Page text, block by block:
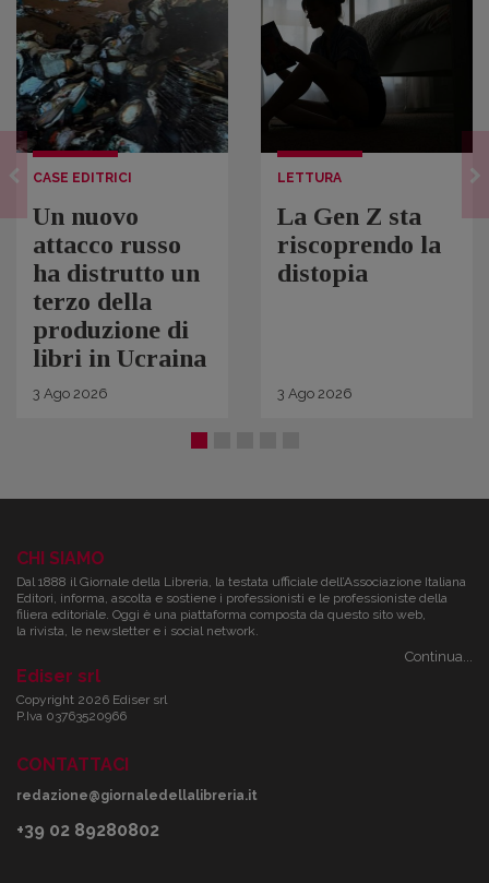
CASE EDITRICI
Un nuovo
attacco russo
ha distrutto un
terzo della
produzione di
libri in Ucraina
3 Ago 2026
LETTURA
La Gen Z sta
riscoprendo la
distopia
3 Ago 2026
CHI SIAMO
Dal 1888 il Giornale della Libreria, la testata ufficiale dell’Associazione Italiana
Editori, informa, ascolta e sostiene i professionisti e le professioniste della
filiera editoriale. Oggi è una piattaforma composta da questo sito web,
la rivista, le newsletter e i social network.
Continua...
Ediser srl
Copyright 2026 Ediser srl
P.Iva 03763520966
CONTATTACI
redazione@giornaledellalibreria.it
+39 02 89280802